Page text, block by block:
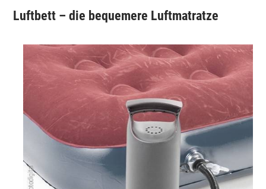
Luftbett – die bequemere Luftmatratze